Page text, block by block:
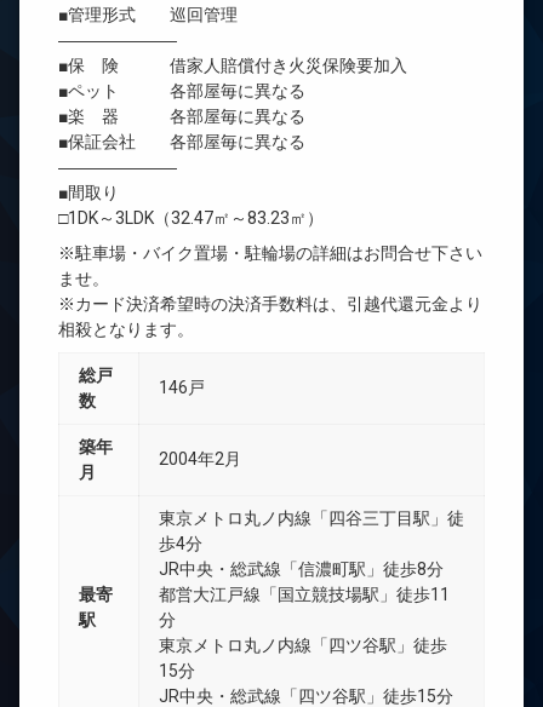
■管理形式 巡回管理
―――――――
■保 険 借家人賠償付き火災保険要加入
■ペット 各部屋毎に異なる
■楽 器 各部屋毎に異なる
■保証会社 各部屋毎に異なる
―――――――
■間取り
□1DK～3LDK（32.47㎡～83.23㎡）
※駐車場・バイク置場・駐輪場の詳細はお問合せ下さい
ませ。
※カード決済希望時の決済手数料は、引越代還元金より
相殺となります。
総戸
数
146戸
築年
月
2004年2月
最寄
駅
東京メトロ丸ノ内線「四谷三丁目駅」徒
歩4分
JR中央・総武線「信濃町駅」徒歩8分
都営大江戸線「国立競技場駅」徒歩11
分
東京メトロ丸ノ内線「四ツ谷駅」徒歩
15分
JR中央・総武線「四ツ谷駅」徒歩15分